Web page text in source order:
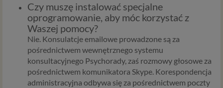
Czy muszę instalować specjalne
oprogramowanie, aby móc korzystać z
Waszej pomocy?
Nie. Konsulatcje emailowe prowadzone są za
pośrednictwem wewnętrznego systemu
konsultacyjnego Psychorady, zaś rozmowy głosowe za
pośrednictwem komunikatora Skype. Korespondencja
administracyjna odbywa się za pośrednictwem poczty